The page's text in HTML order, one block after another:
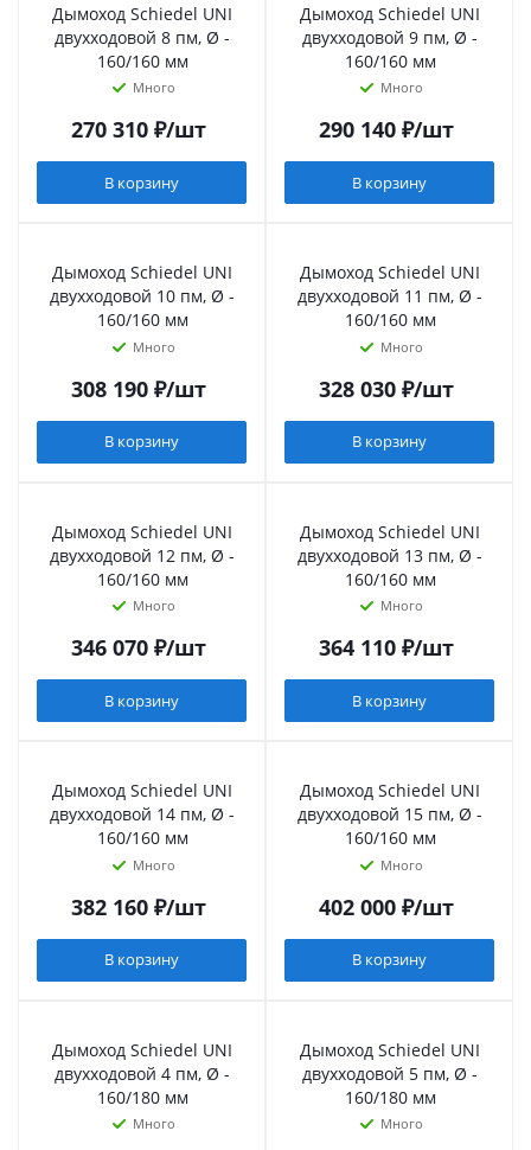
Дымоход Schiedel UNI
двухходовой 8 пм, Ø -
160/160 мм
Много
270 310₽/шт
В корзину
Дымоход Schiedel UNI
двухходовой 9 пм, Ø -
160/160 мм
Много
290 140₽/шт
В корзину
Дымоход Schiedel UNI
двухходовой 10 пм, Ø -
160/160 мм
Много
308 190₽/шт
В корзину
Дымоход Schiedel UNI
двухходовой 11 пм, Ø -
160/160 мм
Много
328 030₽/шт
В корзину
Дымоход Schiedel UNI
двухходовой 12 пм, Ø -
160/160 мм
Много
346 070₽/шт
В корзину
Дымоход Schiedel UNI
двухходовой 13 пм, Ø -
160/160 мм
Много
364 110₽/шт
В корзину
Дымоход Schiedel UNI
двухходовой 14 пм, Ø -
160/160 мм
Много
382 160₽/шт
В корзину
Дымоход Schiedel UNI
двухходовой 15 пм, Ø -
160/160 мм
Много
402 000₽/шт
В корзину
Дымоход Schiedel UNI
двухходовой 4 пм, Ø -
160/180 мм
Много
Дымоход Schiedel UNI
двухходовой 5 пм, Ø -
160/180 мм
Много